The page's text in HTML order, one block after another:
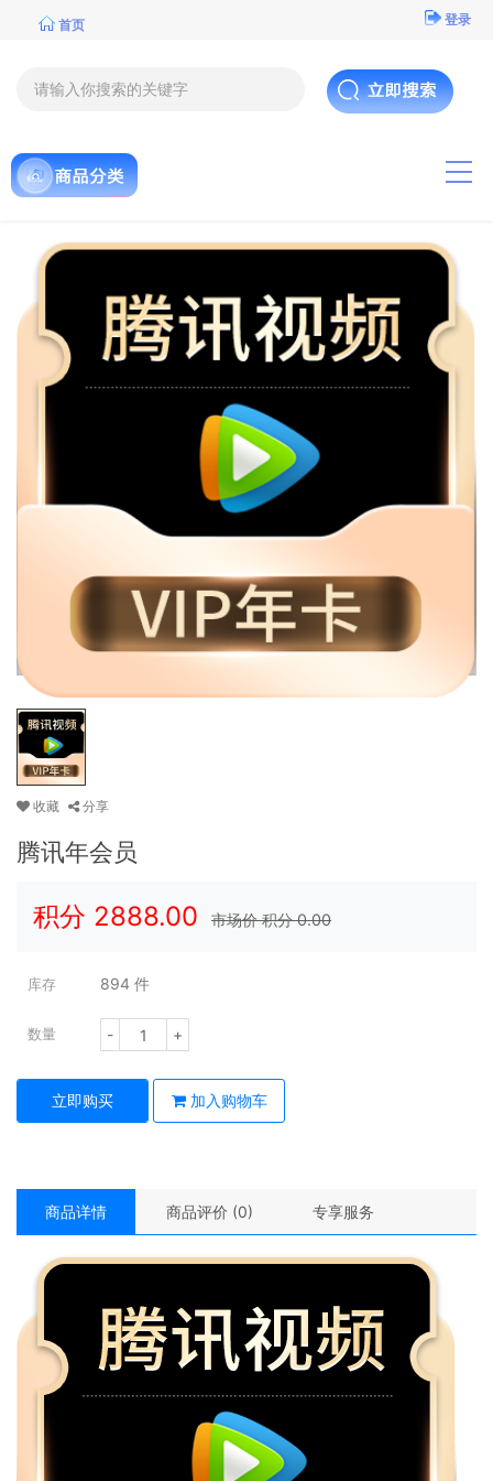
首页 登录
收藏 分享
腾讯年会员
积分 2888.00 市场价 积分0.00
库存 894 件
数量 - +
立即购买 加入购物车
商品详情 商品评价 (0) 专享服务